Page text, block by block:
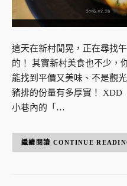
這天在新村閒晃，正在尋找
的！ 其實新村美食也不少，
能找到平價又美味、不是觀
豬排的份量有多厚實！
小巷內的「…
CONTINUE